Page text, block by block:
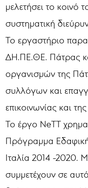
μελετήσει το κοινό
συστηματική
Το εργαστήριο
ΔΗ.ΠΕ.ΘΕ. Πάτρας
οργανισμών της
συλλόγων και
επικοινωνίας και
Το έργο ΝeΤΤ
Πρόγραμμα
Ιταλία 2014 -2020.
συμμετέχουν σε